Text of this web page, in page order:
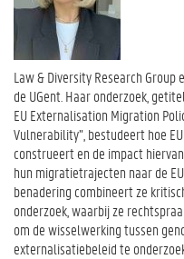
Law & Diversity Research Group
de UGent. Haar onderzoek,
EU Externalisation Migration
Vulnerability”, bestudeert hoe
construeert en de impact
hun migratietrajecten naar de
benadering combineert ze
onderzoek, waarbij ze
om de wisselwerking tussen
externalisatiebeleid te